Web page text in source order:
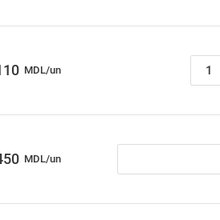
MDL/un
MDL/un